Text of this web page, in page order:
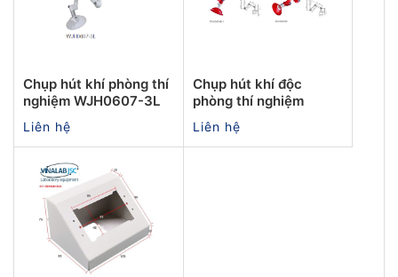
Chụp hút khí phòng thí
nghiệm WJH0607-3L
Liên hệ
Chụp hút khí độc
phòng thí nghiệm
Liên hệ